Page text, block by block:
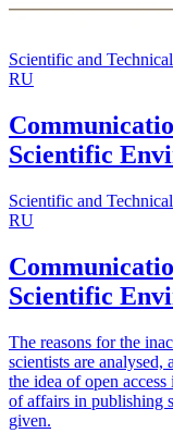
Scientific and
RU
Scientific
Scientific and
RU
Scientific
The reasons for the
scientists are
the idea of open
of affairs in publishing
given.